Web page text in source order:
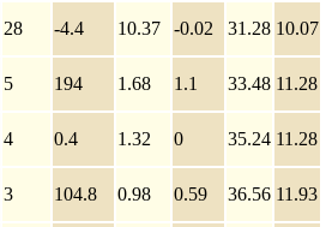
28 -4.4 10.37 -0.02 31.28 10.07
5 194 1.68 1.1 33.48 11.28
4 0.4 1.32 0 35.24 11.28
3 104.8 0.98 0.59 36.56 11.93